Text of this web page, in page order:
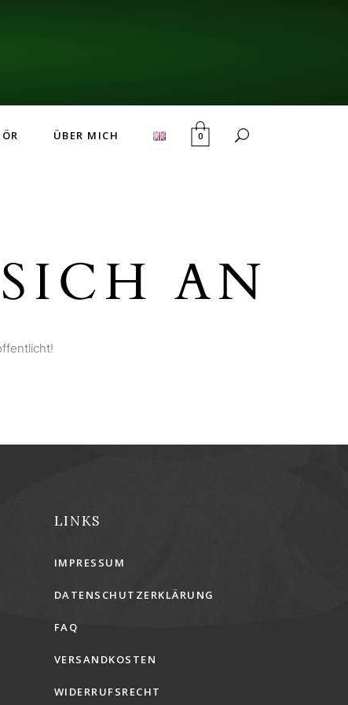
ÜBER MICH 0
AN
LINKS
IMPRESSUM
DATENSCHUTZERKLÄRUNG
FAQ
VERSANDKOSTEN
WIDERRUFSRECHT